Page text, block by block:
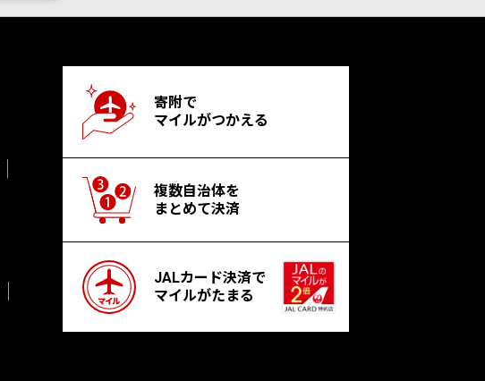
寄附で
マイルがつかえる
複数自治体を
まとめて決済
JALカード決済で
マイルがたまる